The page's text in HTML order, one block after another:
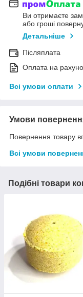
Ви отримаєте
або гроші
Детальніше
Післяплата
Оплата на
Всі умови оплати
Умови
Повернення товару
Всі умови
Подібні товари